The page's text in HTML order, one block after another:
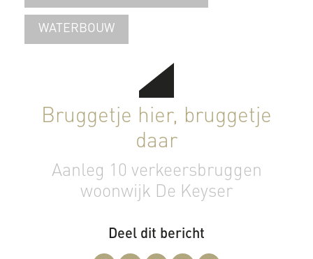
WATERBOUW
Bruggetje hier, bruggetje
daar
Aanleg 10 verkeersbruggen
woonwijk De Keyser
Deel dit bericht